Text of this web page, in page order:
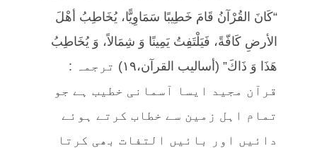
“كَانَ القُرْآنُ قَامَ خَطِيبًا سَمَاوِيًّا، يُخَاطِبُ أهْلَ
الأرضِ كَافّةً، فَيَلْتَفِتُ يَمِينًا وَ شِمَالاً، وَ يُخَاطِبُ
هَذَا وَ ذَاكَ” (أساليب القرآن،١٩) ترجمہ :
قرآن مجید ایسا آسمانی خطیب ہے جو
تمام اہل زمین سے خطاب کرتے ہوئے
دائیں اور بائیں التفات بھی کرتا